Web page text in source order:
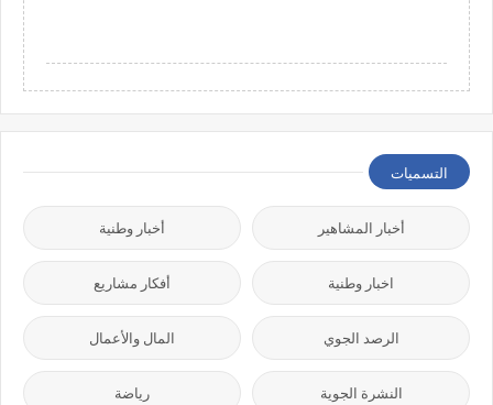
التسميات
أخبار المشاهير أخبار وطنية
اخبار وطنية أفكار مشاريع
الرصد الجوي المال والأعمال
النشرة الجوية رياضة